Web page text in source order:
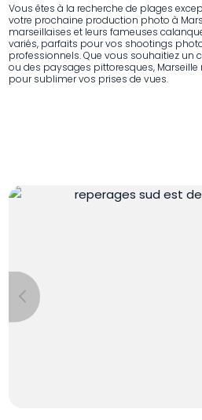
Vous êtes à la recherche de plages
votre prochaine production photo à
marseillaises et leurs fameuses
variés, parfaits pour vos shootings
professionnels. Que vous souhaitiez un
ou des paysages pittoresques,
pour sublimer vos prises de vues.
Previous